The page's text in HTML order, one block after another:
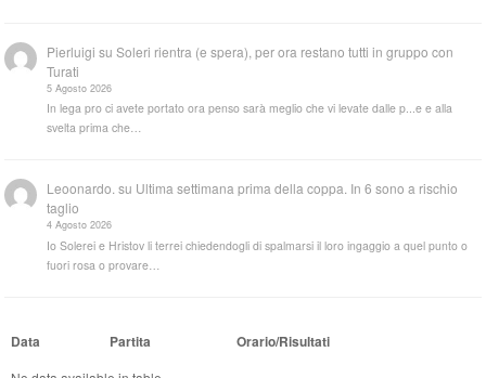
Pierluigi suSoleri rientra (e spera), per ora restano tutti in gruppo con
Turati
5 Agosto 2026
In lega pro ci avete portato ora penso sarà meglio che vi levate dalle p...e e alla
svelta prima che…
Leoonardo. su Ultima settimana prima della coppa. In 6 sono a rischio
taglio
4 Agosto 2026
Io Solerei e Hristov li terrei chiedendogli di spalmarsi il loro ingaggio a quel punto o
fuori rosa o provare…
Data Partita Orario/Risultati